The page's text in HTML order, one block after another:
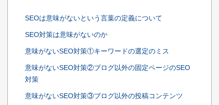
SEOは意味がないという言葉の定義について
SEO対策は意味がないのか
意味がないSEO対策①キーワードの選定のミス
意味がないSEO対策②ブログ以外の固定ページのSEO
対策
意味がないSEO対策③ブログ以外の投稿コンテンツ